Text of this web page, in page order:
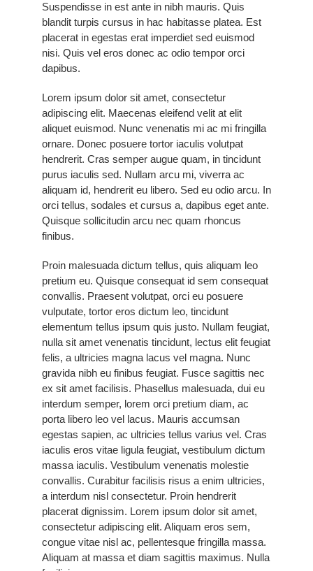
Suspendisse in est ante in nibh mauris. Quis
blandit turpis cursus in hac habitasse platea. Est
placerat in egestas erat imperdiet sed euismod
nisi. Quis vel eros donec ac odio tempor orci
dapibus.
Lorem ipsum dolor sit amet, consectetur
adipiscing elit. Maecenas eleifend velit at elit
aliquet euismod. Nunc venenatis mi ac mi fringilla
ornare. Donec posuere tortor iaculis volutpat
hendrerit. Cras semper augue quam, in tincidunt
purus iaculis sed. Nullam arcu mi, viverra ac
aliquam id, hendrerit eu libero. Sed eu odio arcu. In
orci tellus, sodales et cursus a, dapibus eget ante.
Quisque sollicitudin arcu nec quam rhoncus
finibus.
Proin malesuada dictum tellus, quis aliquam leo
pretium eu. Quisque consequat id sem consequat
convallis. Praesent volutpat, orci eu posuere
vulputate, tortor eros dictum leo, tincidunt
elementum tellus ipsum quis justo. Nullam feugiat,
nulla sit amet venenatis tincidunt, lectus elit feugiat
felis, a ultricies magna lacus vel magna. Nunc
gravida nibh eu finibus feugiat. Fusce sagittis nec
ex sit amet facilisis. Phasellus malesuada, dui eu
interdum semper, lorem orci pretium diam, ac
porta libero leo vel lacus. Mauris accumsan
egestas sapien, ac ultricies tellus varius vel. Cras
iaculis eros vitae ligula feugiat, vestibulum dictum
massa iaculis. Vestibulum venenatis molestie
convallis. Curabitur facilisis risus a enim ultricies,
a interdum nisl consectetur. Proin hendrerit
placerat dignissim. Lorem ipsum dolor sit amet,
consectetur adipiscing elit. Aliquam eros sem,
congue vitae nisl ac, pellentesque fringilla massa.
Aliquam at massa et diam sagittis maximus. Nulla